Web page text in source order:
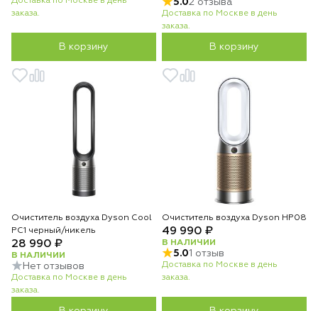
заказа.
В корзину
5.02 отзыва
Доставка по Москве в день
заказа.
В корзину
Очиститель воздуха Dyson Cool
PC1 черный/никель
28 990 ₽
В НАЛИЧИИ
Нет отзывов
Доставка по Москве в день
заказа.
Очиститель воздуха Dyson HP08
49 990 ₽
В НАЛИЧИИ
5.01 отзыв
Доставка по Москве в день
заказа.